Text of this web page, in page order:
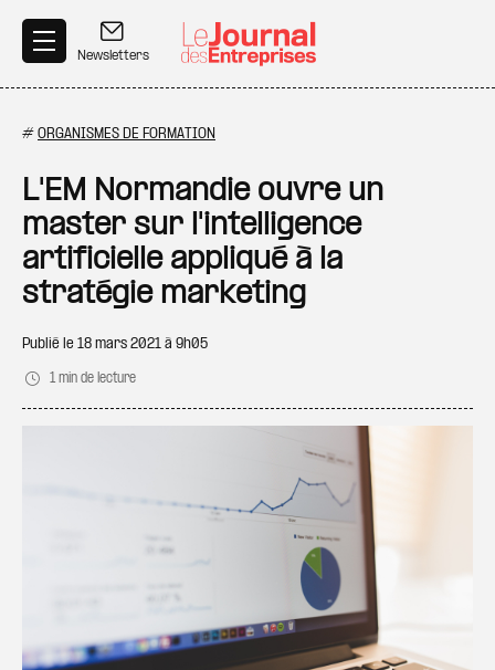
Newsletters
# ORGANISMES DE FORMATION
L'EM Normandie ouvre un
master sur l'intelligence
artificielle appliqué à la
stratégie marketing
Publié le 18 mars 2021 à 9h05
1 min de lecture